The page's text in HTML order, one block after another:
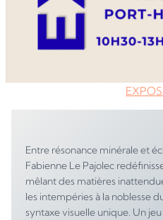
Entre résonance minérale et
Fabienne Le Pajolec
mêlant des matières
les intempéries à la noblesse
syntaxe visuelle unique. Un